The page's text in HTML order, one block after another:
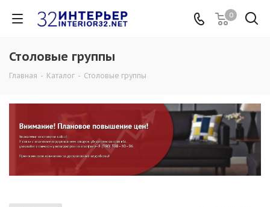
0
Столовые группы
Главная - Каталог - Столовые группы